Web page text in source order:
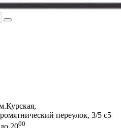
переулок, 3/5 с5
до 2000